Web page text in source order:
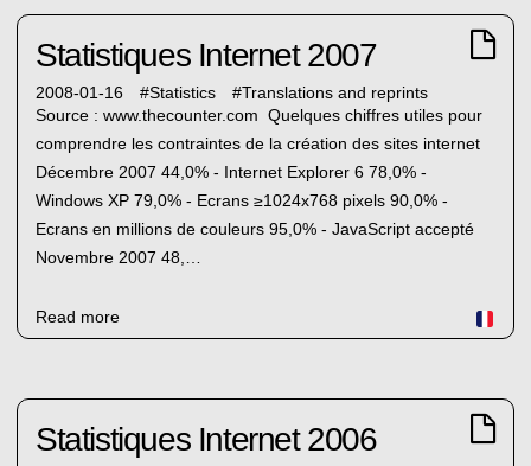
Statistiques Internet 2007
2008-01-16 #Statistics #Translations and reprints
Source : www.thecounter.com Quelques chiffres utiles pour
comprendre les contraintes de la création des sites internet
Décembre 2007 44,0% - Internet Explorer 6 78,0% -
Windows XP 79,0% - Ecrans ≥1024x768 pixels 90,0% -
Ecrans en millions de couleurs 95,0% - JavaScript accepté
Novembre 2007 48,…
Read more
Statistiques Internet 2006